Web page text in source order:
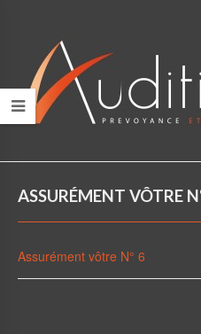
ASSURÉMENT VÔTRE
Assurément vôtre N° 6